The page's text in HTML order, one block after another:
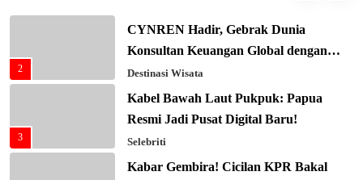
2
CYNREN Hadir, Gebrak Dunia
Konsultan Keuangan Global dengan
Sentuhan AI
Destinasi Wisata
3
Kabel Bawah Laut Pukpuk: Papua
Resmi Jadi Pusat Digital Baru!
Selebriti
Kabar Gembira! Cicilan KPR Bakal